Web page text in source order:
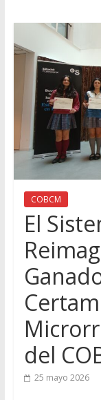
COBCM
El
del
25 mayo 2026